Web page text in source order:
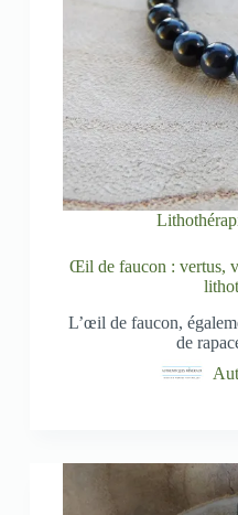
Œil de faucon : vertus,
L’œil de faucon,
de